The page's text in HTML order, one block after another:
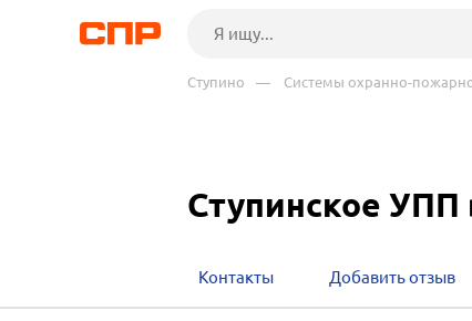
Ступино — Системы охранно-
Ступинское УПП
Контакты Добавить отзыв